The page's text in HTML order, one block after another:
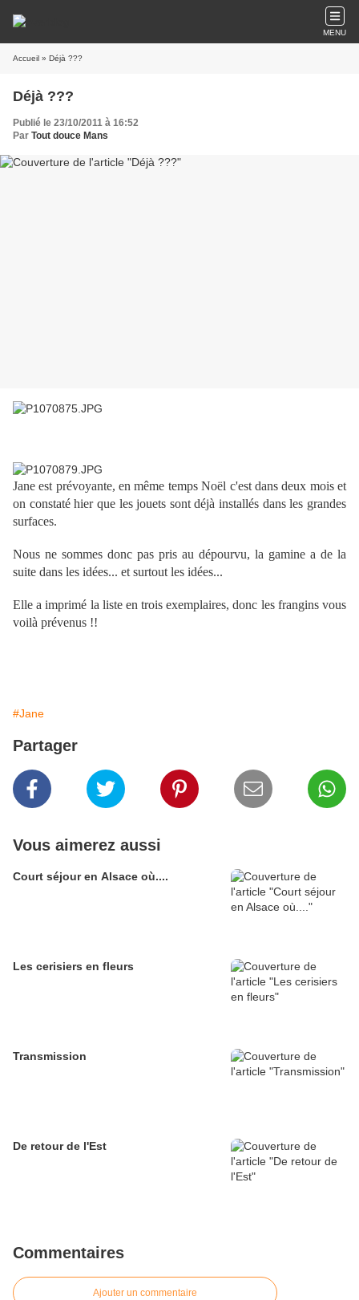
MENU
Accueil » Déjà ???
Déjà ???
Publié le 23/10/2011 à 16:52
Par Tout douce Mans
Jane est prévoyante, en même temps Noël c'est dans deux mois et
on constaté hier que les jouets sont déjà installés dans les grandes
surfaces.
Nous ne sommes donc pas pris au dépourvu, la gamine a de la
suite dans les idées... et surtout les idées...
Elle a imprimé la liste en trois exemplaires, donc les frangins vous
voilà prévenus !!
#Jane
Partager
Vous aimerez aussi
Court séjour en Alsace où....
Les cerisiers en fleurs
Transmission
De retour de l'Est
Commentaires
Ajouter un commentaire